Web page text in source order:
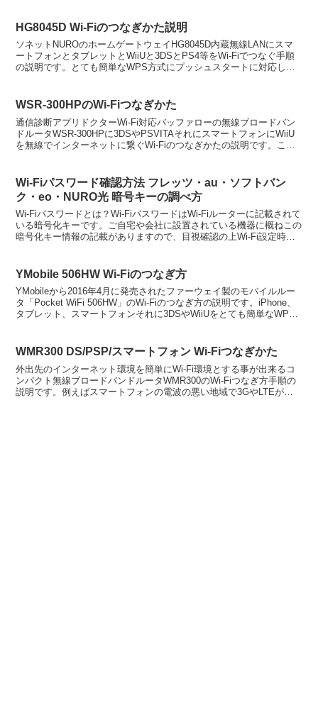
HG8045D Wi-Fiのつなぎかた説明
ソネットNUROのホームゲートウェイHG8045D内蔵無線LANにスマ
ートフォンとタブレットとWiiUと3DSとPS4等をWi-Fiでつなぐ手順
の説明です。とても簡単なWPS方式にプッシュスタートに対応して
WSR-300HPのWi-Fiつなぎかた
通信診断アプリドクターWi-Fi対応バッファローの無線ブロードバン
ドルータWSR-300HPに3DSやPSVITAそれにスマートフォンにWiiU
を無線でインターネットに繋ぐWi-Fiのつなぎかたの説明です。この
Wi-Fiパスワード確認方法 フレッツ・au・ソフトバン
ク・eo・NURO光 暗号キーの調べ方
Wi-Fiパスワードとは？Wi-FiパスワードはWi-Fiルーターに記載されて
いる暗号化キーです。ご自宅や会社に設置されている機器に概ねこの
暗号化キー情報の記載がありますので、目視確認の上Wi-Fi設定時に
YMobile 506HW Wi-Fiのつなぎ方
YMobileから2016年4月に発売されたファーウェイ製のモバイルルー
タ「Pocket WiFi 506HW」のWi-Fiのつなぎ方の説明です。iPhone、
タブレット、スマートフォンそれに3DSやWiiUをとても簡単なWPS
WMR300 DS/PSP/スマートフォン Wi-Fiつなぎかた
外出先のインターネット環境を簡単にWi-Fi環境とする事が出来るコ
ンパクト無線ブロードバンドルータWMR300のWi-Fiつなぎ方手順の
説明です。例えばスマートフォンの電波の悪い地域で3GやLTEが繋